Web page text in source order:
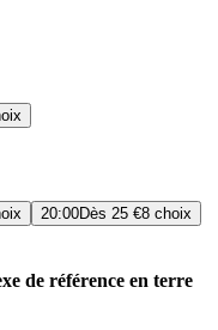
20:00Dès 25 €8 choix
de référence en terre